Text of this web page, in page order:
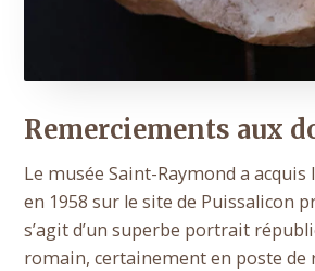
Remerciements aux
Le musée Saint-Raymond a
en 1958 sur le site de Puissalicon
s’agit d’un superbe portrait
romain, certainement en poste de